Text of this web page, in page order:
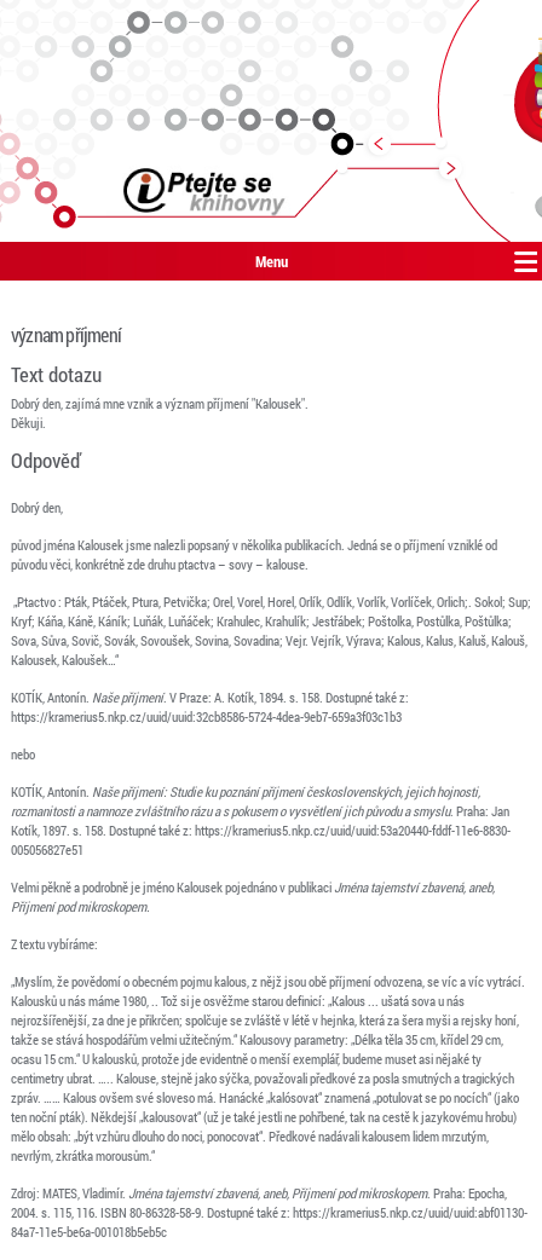
Menu
význam příjmení
Text dotazu
Dobrý den, zajímá mne vznik a význam příjmení "Kalousek".
Děkuji.
Odpověď
Dobrý den,
původ jména Kalousek jsme nalezli popsaný v několika publikacích. Jedná se o příjmení vzniklé od
původu věci, konkrétně zde druhu ptactva – sovy – kalouse.
„Ptactvo : Pták, Ptáček, Ptura, Petvička; Orel, Vorel, Horel, Orlík, Odlík, Vorlík, Vorlíček, Orlich;. Sokol; Sup;
Kryf; Káňa, Káně, Káník; Luňák, Luňáček; Krahulec, Krahulík; Jestřábek; Poštolka, Postůlka, Poštůlka;
Sova, Sůva, Sovič, Sovák, Sovoušek, Sovina, Sovadina; Vejr. Vejrík, Výrava; Kalous, Kalus, Kaluš, Kalouš,
Kalousek, Kaloušek…“
KOTÍK, Antonín. Naše příjmení. V Praze: A. Kotík, 1894. s. 158. Dostupné také z:
https://kramerius5.nkp.cz/uuid/uuid:32cb8586-5724-4dea-9eb7-659a3f03c1b3
nebo
KOTÍK, Antonín. Naše příjmení: Studie ku poznání příjmení československých, jejich hojnosti,
rozmanitosti a namnoze zvláštního rázu a s pokusem o vysvětlení jich původu a smyslu. Praha: Jan
Kotík, 1897. s. 158. Dostupné také z: https://kramerius5.nkp.cz/uuid/uuid:53a20440-fddf-11e6-8830-
005056827e51
Velmi pěkně a podrobně je jméno Kalousek pojednáno v publikaciJména tajemství zbavená, aneb,
Příjmení pod mikroskopem.
Z textu vybíráme:
„Myslím, že povědomí o obecném pojmu kalous, z nějž jsou obě příjmení odvozena, se víc a víc vytrácí.
Kalousků u nás máme 1980, .. Tož si je osvěžme starou definicí: „Kalous ... ušatá sova u nás
nejrozšířenější, za dne je přikrčen; spolčuje se zvláště v létě v hejnka, která za šera myši a rejsky honí,
takže se stává hospodářům velmi užitečným.“ Kalousovy parametry: „Délka těla 35 cm, křídel 29 cm,
ocasu 15 cm.“ U kalousků, protože jde evidentně o menší exemplář, budeme muset asi nějaké ty
centimetry ubrat. ….. Kalouse, stejně jako sýčka, považovali předkové za posla smutných a tragických
zpráv. …… Kalous ovšem své sloveso má. Hanácké „kalósovat“ znamená „potulovat se po nocích“ (jako
ten noční pták). Někdejší „kalousovat“ (už je také jestli ne pohřbené, tak na cestě k jazykovému hrobu)
mělo obsah: „být vzhůru dlouho do noci, ponocovat“. Předkové nadávali kalousem lidem mrzutým,
nevrlým, zkrátka morousům.“
Zdroj: MATES, Vladimír. Jména tajemství zbavená, aneb, Příjmení pod mikroskopem. Praha: Epocha,
2004. s. 115, 116. ISBN 80-86328-58-9. Dostupné také z: https://kramerius5.nkp.cz/uuid/uuid:abf01130-
84a7-11e5-be6a-001018b5eb5c